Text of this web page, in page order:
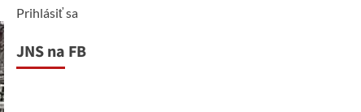
Prihlásiť sa
JNS na FB